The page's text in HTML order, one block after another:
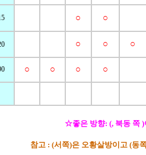
○ ○
○ ○ ○
○ ○ ○ ○
☆좋은 방향: (, 북동 쪽
참고 : (서쪽)은 오황살방이고 (동